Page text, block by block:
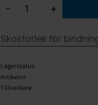
+
-
Lagerstatus
Artikelnr
Tillverkare